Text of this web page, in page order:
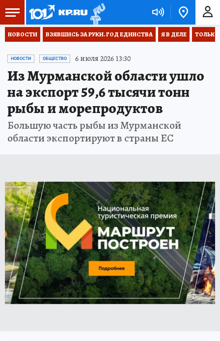
НОВОСТИ ВЗЯВШИСЬ ЗА РУКИ. ГОД ЕДИНСТВА Я В ДЕЛЕ ТОЛЬКО
НОВОСТИ ОБЩЕСТВО 6 июля 2026 13:30
Из Мурманской области ушло
на экспорт 59,6 тысячи тонн
рыбы и морепродуктов
Большую часть рыбы из Мурманской
области экспортируют в страны ЕС